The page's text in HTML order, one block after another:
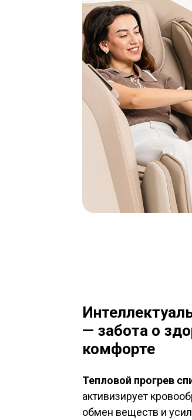
— забота о
комфорте
Тепловой прогрев
активизирует
обмен веществ и